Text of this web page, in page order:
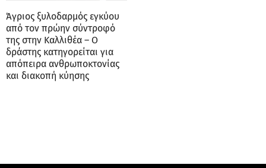
Άγριος ξυλοδαρμός εγκύου
από τον πρώην σύντροφό
της στην Καλλιθέα – Ο
δράστης κατηγορείται για
απόπειρα ανθρωποκτονίας
και διακοπή κύησης